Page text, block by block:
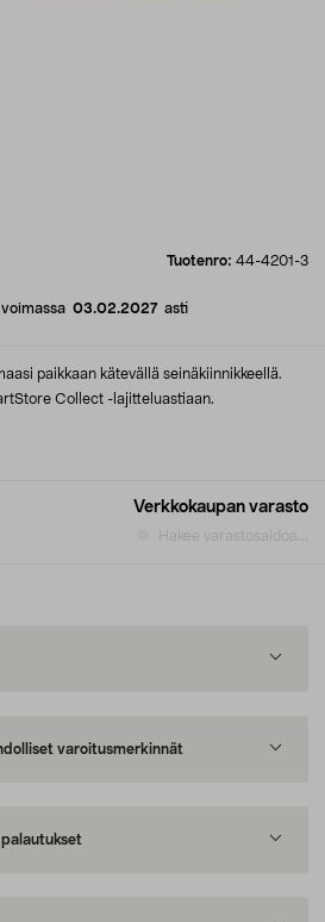
Tuotenro: 44-4201-3
voimassa 03.02.2027asti
Verkkokaupan varasto
Hakee varastosaldoa...
paikkaan kätevällä seinäkiinnikkeellä.
Collect -lajitteluastiaan.
varoitusmerkinnät